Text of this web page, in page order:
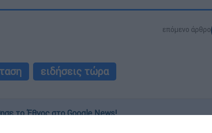
επόμενο άρθρο
ειδήσεις τώρα
το Έθνος στο Google News!